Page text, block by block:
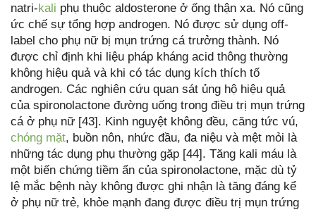
natri-kali phụ thuộc aldosterone ở ống thận xa. Nó cũng
ức chế sự tổng hợp androgen. Nó được sử dụng off-
label cho phụ nữ bị mụn trứng cá trưởng thành. Nó
được chỉ định khi liệu pháp kháng acid thông thường
không hiệu quả và khi có tác dụng kích thích tố
androgen. Các nghiên cứu quan sát ủng hộ hiệu quả
của spironolactone đường uống trong điều trị mụn trứng
cá ở phụ nữ [43]. Kinh nguyệt không đều, căng tức vú,
chóng mặt, buồn nôn, nhức đầu, đa niệu và mệt mỏi là
những tác dụng phụ thường gặp [44]. Tăng kali máu là
một biến chứng tiềm ẩn của spironolactone, mặc dù tỷ
lệ mắc bệnh này không được ghi nhận là tăng đáng kể
ở phụ nữ trẻ, khỏe mạnh đang được điều trị mụn trứng